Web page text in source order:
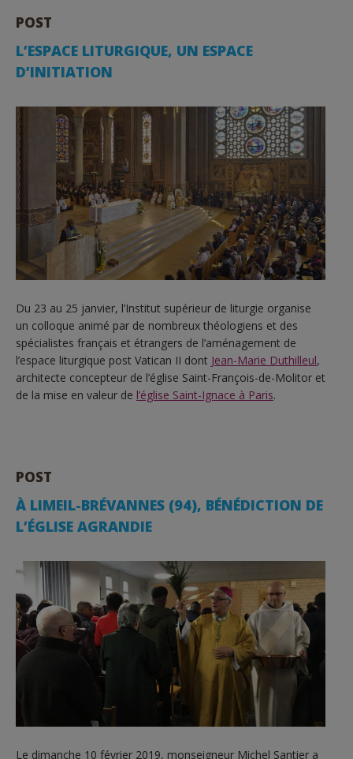
POST
L’ESPACE LITURGIQUE, UN ESPACE
D’INITIATION
Du 23 au 25 janvier, l’Institut supérieur de liturgie organise
un colloque animé par de nombreux théologiens et des
spécialistes français et étrangers de l’aménagement de
l’espace liturgique post Vatican II dont Jean-Marie Duthilleul,
architecte concepteur de l’église Saint-François-de-Molitor et
de la mise en valeur de l’église Saint-Ignace à Paris.
POST
À LIMEIL-BRÉVANNES (94), BÉNÉDICTION DE
L’ÉGLISE AGRANDIE
Le dimanche 10 février 2019, monseigneur Michel Santier a